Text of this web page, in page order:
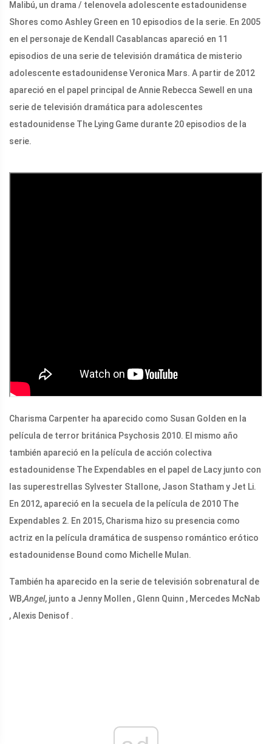
Malibú, un drama / telenovela adolescente estadounidense
Shores como Ashley Green en 10 episodios de la serie. En 2005
en el personaje de Kendall Casablancas apareció en 11
episodios de una serie de televisión dramática de misterio
adolescente estadounidense Veronica Mars. A partir de 2012
apareció en el papel principal de Annie Rebecca Sewell en una
serie de televisión dramática para adolescentes
estadounidense The Lying Game durante 20 episodios de la
serie.
Charisma Carpenter ha aparecido como Susan Golden en la
película de terror británica Psychosis 2010. El mismo año
también apareció en la película de acción colectiva
estadounidense The Expendables en el papel de Lacy junto con
las superestrellas Sylvester Stallone, Jason Statham y Jet Li.
En 2012, apareció en la secuela de la película de 2010 The
Expendables 2. En 2015, Charisma hizo su presencia como
actriz en la película dramática de suspenso romántico erótico
estadounidense Bound como Michelle Mulan.
También ha aparecido en la serie de televisión sobrenatural de
WB,Angel, junto a Jenny Mollen , Glenn Quinn , Mercedes McNab
, Alexis Denisof .